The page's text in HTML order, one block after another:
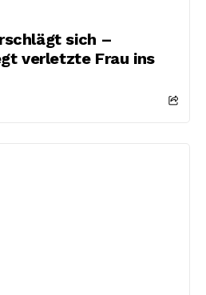
sich –
verletzte Frau ins